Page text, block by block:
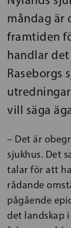
måndag är
framtiden
handlar
Raseborgs
vill säga
– Det är
sjukhus. Det
talar för att
rådande
pågående
det landskap